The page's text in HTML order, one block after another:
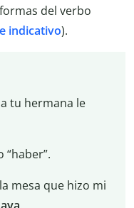
del verbo
indicativo).
tu hermana le
“haber”.
mesa que hizo mi